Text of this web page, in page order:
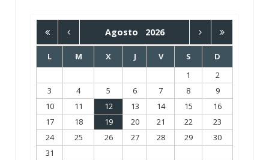
Agosto 2026
L M X J V S
D
1
2
3
4 5 6 7 8
9
10
11 12 13 14 15
16
17
18 19 20 21 22
23
24
25 26 27 28 29
30
31